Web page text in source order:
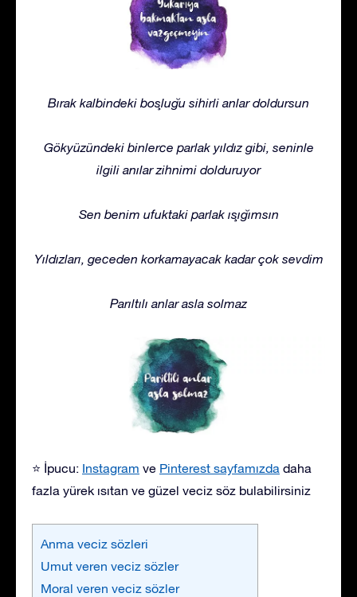
Bırak kalbindeki boşluğu sihirli anlar doldursun
Gökyüzündeki binlerce parlak yıldız gibi, seninle
ilgili anılar zihnimi dolduruyor
Sen benim ufuktaki parlak ışığımsın
Yıldızları, geceden korkamayacak kadar çok sevdim
Parıltılı anlar asla solmaz
⭐ İpucu: Instagram ve Pinterest sayfamızda daha
fazla yürek ısıtan ve güzel veciz söz bulabilirsiniz
Anma veciz sözleri
Umut veren veciz sözler
Moral veren veciz sözler